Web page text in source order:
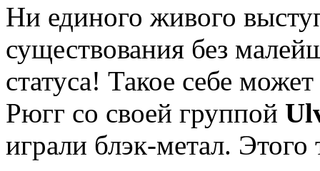
Ни единого живого
существования без
статуса! Такое себе
Рюгг со своей группой
играли блэк-метал.